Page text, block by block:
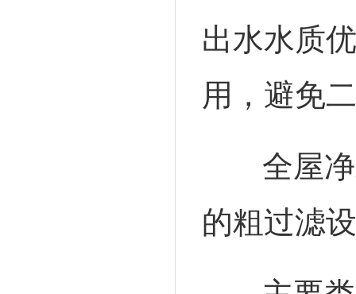
出水水质
用，避免
全屋净
的粗过滤